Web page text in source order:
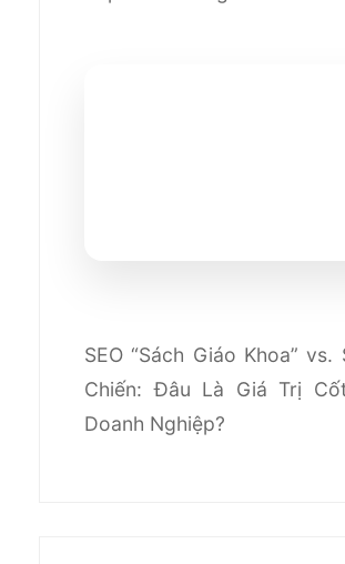
SEO “Sách Giáo Khoa” vs.
Chiến: Đâu Là Giá Trị
Doanh Nghiệp?